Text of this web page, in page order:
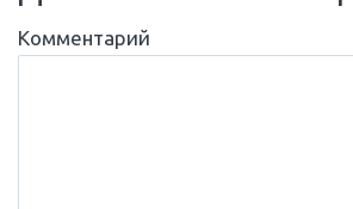
Комментарий